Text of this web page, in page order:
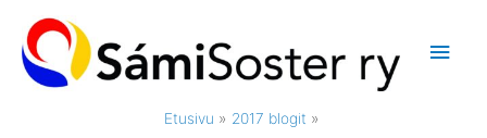
sisältöön
Etusivu
2017 blogit